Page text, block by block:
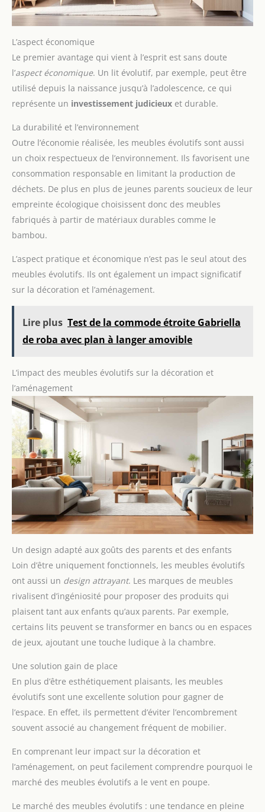
L’aspect économique
Le premier avantage qui vient à l’esprit est sans doute
l’aspect économique. Un lit évolutif, par exemple, peut être
utilisé depuis la naissance jusqu’à l’adolescence, ce qui
représente un investissement judicieux et durable.
La durabilité et l’environnement
Outre l’économie réalisée, les meubles évolutifs sont aussi
un choix respectueux de l’environnement. Ils favorisent une
consommation responsable en limitant la production de
déchets. De plus en plus de jeunes parents soucieux de leur
empreinte écologique choisissent donc des meubles
fabriqués à partir de matériaux durables comme le
bambou.
L’aspect pratique et économique n’est pas le seul atout des
meubles évolutifs. Ils ont également un impact significatif
sur la décoration et l’aménagement.
Lire plus Test de la commode étroite Gabriella
de roba avec plan à langer amovible
L’impact des meubles évolutifs sur la décoration et
l’aménagement
Un design adapté aux goûts des parents et des enfants
Loin d’être uniquement fonctionnels, les meubles évolutifs
ont aussi un design attrayant. Les marques de meubles
rivalisent d’ingéniosité pour proposer des produits qui
plaisent tant aux enfants qu’aux parents. Par exemple,
certains lits peuvent se transformer en bancs ou en espaces
de jeux, ajoutant une touche ludique à la chambre.
Une solution gain de place
En plus d’être esthétiquement plaisants, les meubles
évolutifs sont une excellente solution pour gagner de
l’espace. En effet, ils permettent d’éviter l’encombrement
souvent associé au changement fréquent de mobilier.
En comprenant leur impact sur la décoration et
l’aménagement, on peut facilement comprendre pourquoi le
marché des meubles évolutifs a le vent en poupe.
Le marché des meubles évolutifs : une tendance en pleine